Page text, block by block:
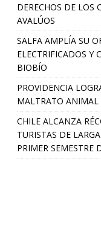
DERECHOS DE LOS
AVALÚOS
SALFA AMPLÍA SU
ELECTRIFICADOS Y
BIOBÍO
PROVIDENCIA
MALTRATO ANIMAL
CHILE ALCANZA
TURISTAS DE
PRIMER SEMESTRE